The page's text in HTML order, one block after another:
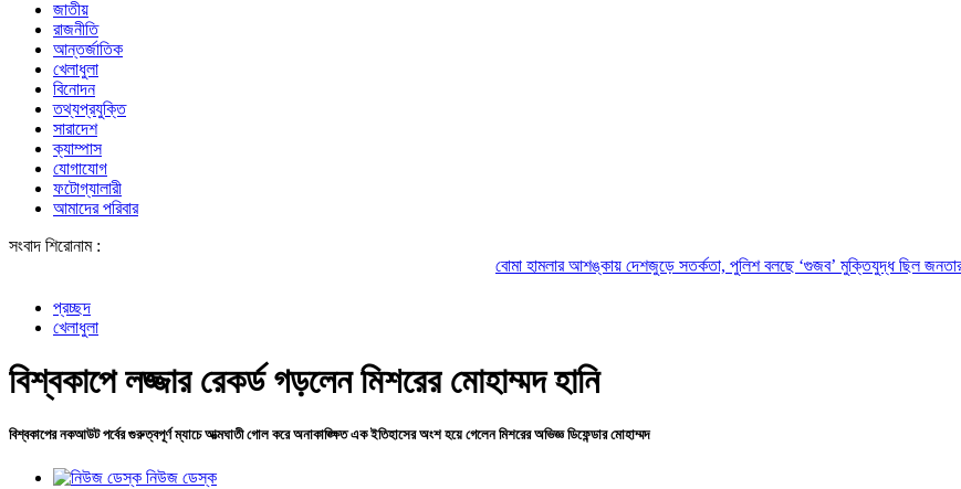
জাতীয়
রাজনীতি
আন্তর্জাতিক
খেলাধুলা
বিনোদন
তথ্যপ্রযুক্তি
সারাদেশ
ক্যাম্পাস
যোগাযোগ
ফটোগ্যালারী
আমাদের পরিবার
সংবাদ শিরোনাম :
বোমা হামলার আশঙ্কায় দেশজুড়ে সতর্কতা, পুলিশ বলছে ‘গুজব’মুক্তিযুদ্ধ ছিল জনতার যুদ্ধ, কোনো
প্রচ্ছদ
খেলাধুলা
বিশ্বকাপে লজ্জার রেকর্ড গড়লেন মিশরের মোহাম্মদ হানি
বিশ্বকাপের নকআউট পর্বের গুরুত্বপূর্ণ ম্যাচে আত্মঘাতী গোল করে অনাকাঙ্ক্ষিত এক ইতিহাসের অংশ হয়ে গেলেন মিশরের অভিজ্ঞ ডিফেন্ডার মোহাম্মদ
নিউজ ডেস্ক